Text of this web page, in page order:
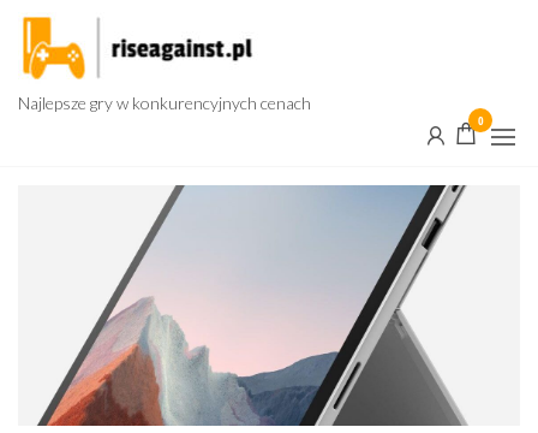
Przejdź
treści
Najlepsze gry w konkurencyjnych cenach
0